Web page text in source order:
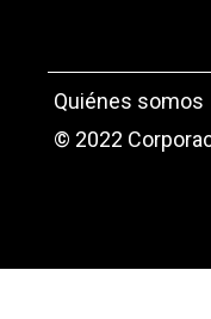
Quiénes somos
© 2022